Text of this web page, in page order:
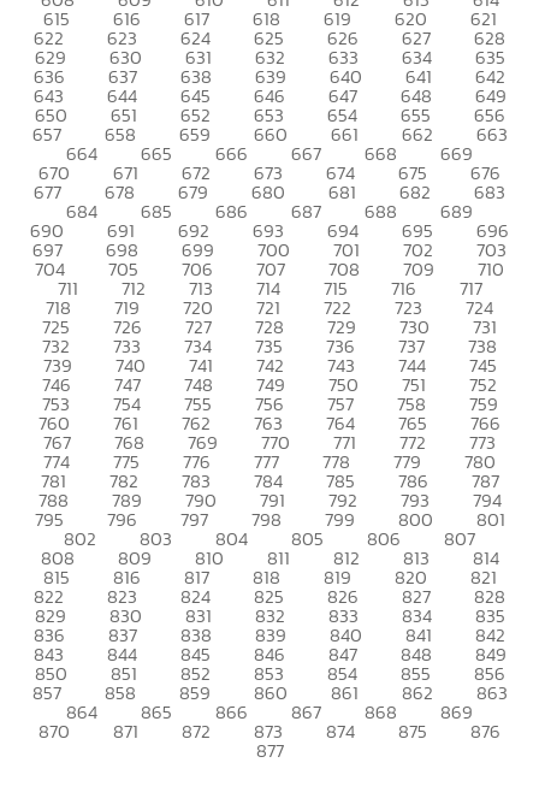
615 616 617 618 619 620 621
622 623 624 625 626 627 628
629 630 631 632 633 634 635
636 637 638 639 640 641 642
643 644 645 646 647 648 649
650 651 652 653 654 655 656
657 658 659 660 661 662 663
664 665 666 667 668 669
670 671 672 673 674 675 676
677 678 679 680 681 682 683
684 685 686 687 688 689
690 691 692 693 694 695 696
697 698 699 700 701 702 703
704 705 706 707 708 709 710
711 712 713 714 715 716 717
718 719 720 721 722 723 724
725 726 727 728 729 730 731
732 733 734 735 736 737 738
739 740 741 742 743 744 745
746 747 748 749 750 751 752
753 754 755 756 757 758 759
760 761 762 763 764 765 766
767 768 769 770 771 772 773
774 775 776 777 778 779 780
781 782 783 784 785 786 787
788 789 790 791 792 793 794
795 796 797 798 799 800 801
802 803 804 805 806 807
808 809 810 811 812 813 814
815 816 817 818 819 820 821
822 823 824 825 826 827 828
829 830 831 832 833 834 835
836 837 838 839 840 841 842
843 844 845 846 847 848 849
850 851 852 853 854 855 856
857 858 859 860 861 862 863
864 865 866 867 868 869
870 871 872 873 874 875 876
877